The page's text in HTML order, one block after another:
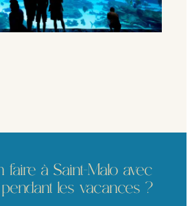
faire à Saint-Malo avec
les vacances ?